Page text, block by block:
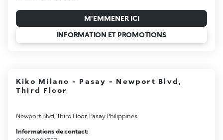
M'EMMENER ICI
INFORMATION ET PROMOTIONS
Kiko Milano - Pasay - Newport Blvd,
Third Floor
Newport Blvd, Third Floor, Pasay Philippines
Informations de contact: